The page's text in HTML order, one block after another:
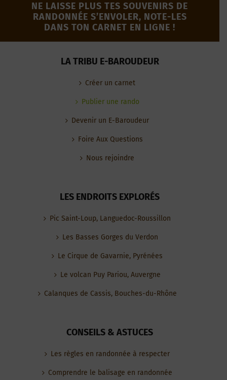
NE LAISSE PLUS TES SOUVENIRS DE
RANDONNÉE S’ENVOLER, NOTE-LES
DANS TON CARNET EN LIGNE !
LA TRIBU E-BAROUDEUR
Créer un carnet
Publier une rando
Devenir un E-Baroudeur
Foire Aux Questions
Nous rejoindre
LES ENDROITS EXPLORÉS
Pic Saint-Loup, Languedoc-Roussillon
Les Basses Gorges du Verdon
Le Cirque de Gavarnie, Pyrénées
Le volcan Puy Pariou, Auvergne
Calanques de Cassis, Bouches-du-Rhône
CONSEILS & ASTUCES
Les règles en randonnée à respecter
Comprendre le balisage en randonnée